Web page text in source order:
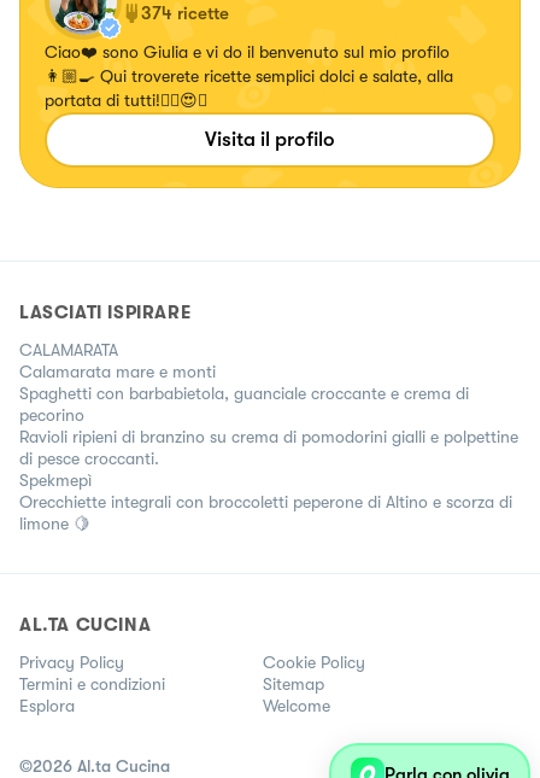
374 ricette
Ciao❤️ sono Giulia e vi do il benvenuto sul mio profilo
👩🏼‍🍳 Qui troverete ricette semplici dolci e salate, alla
portata di tutti!✌🏼😍🍝
Visita il profilo
LASCIATI ISPIRARE
CALAMARATA
Calamarata mare e monti
Spaghetti con barbabietola, guanciale croccante e crema di
pecorino
Ravioli ripieni di branzino su crema di pomodorini gialli e polpettine
di pesce croccanti.
Spekmepì
Orecchiette integrali con broccoletti peperone di Altino e scorza di
limone 🍋
AL.TA CUCINA
Privacy Policy
Cookie Policy
Termini e condizioni
Sitemap
Esplora
Welcome
©2026 Al.ta Cucina